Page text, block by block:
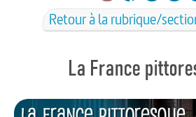
Retour à la rubrique/